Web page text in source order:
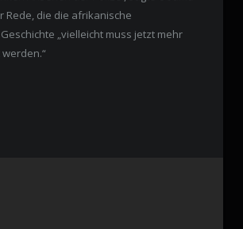
Rede, die die afrikanische
„vielleicht muss jetzt mehr